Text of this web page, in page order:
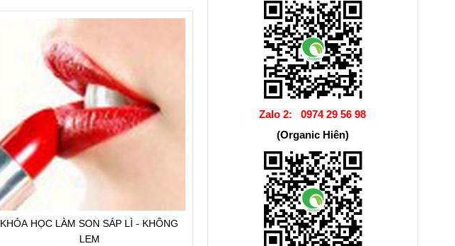
KHÓA HỌC LÀM SON SÁP LÌ - KHÔNG
LEM
Zalo 2:0974 29 56 98
(Organic Hiên)